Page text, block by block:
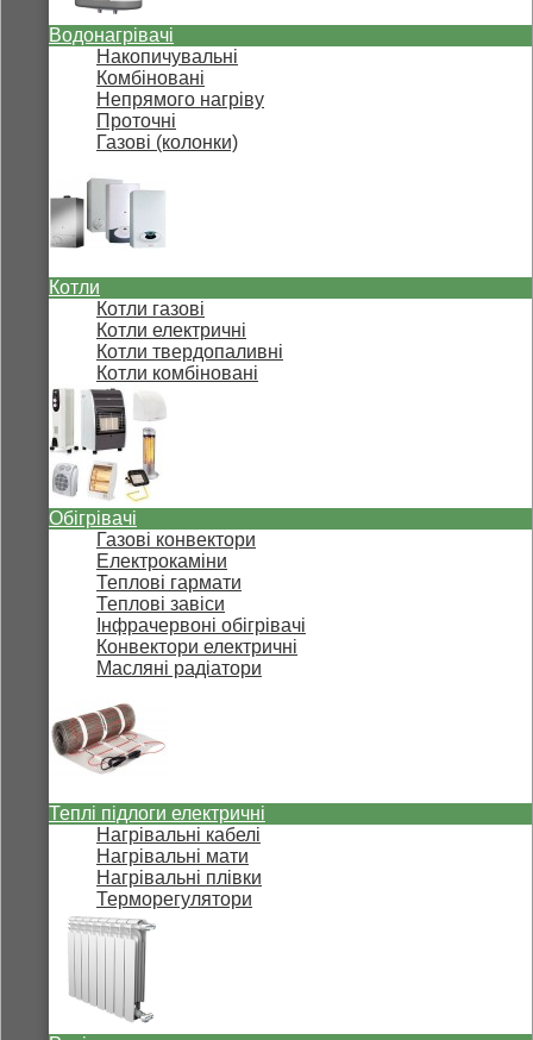
Водонагрівачі
Накопичувальні
Комбіновані
Непрямого нагріву
Проточні
Газові (колонки)
Котли
Котли газові
Котли електричні
Котли твердопаливні
Котли комбіновані
Обігрівачі
Газові конвектори
Електрокаміни
Теплові гармати
Теплові завіси
Інфрачервоні обігрівачі
Конвектори електричні
Масляні радіатори
Теплі підлоги електричні
Нагрівальні кабелі
Нагрівальні мати
Нагрівальні плівки
Терморегулятори